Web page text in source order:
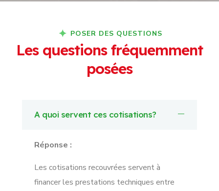
POSER DES QUESTIONS
Les questions fréquemment
posées
A quoi servent ces cotisations?
Réponse :
Les cotisations recouvrées servent à
financer les prestations techniques entre